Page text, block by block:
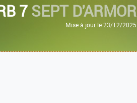
7SEPT D'ARMOR
Mise à jour le 23/12/2025